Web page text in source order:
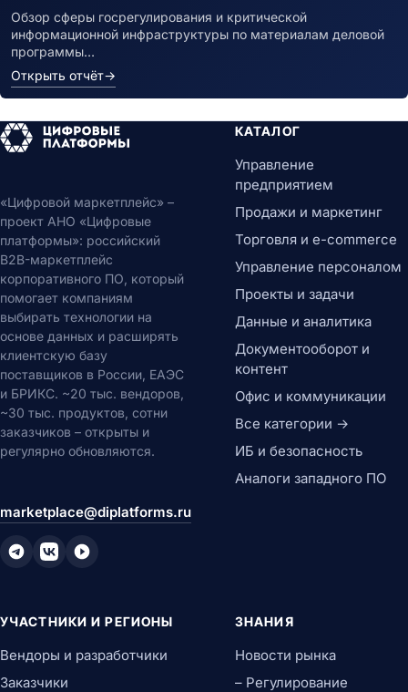
Обзор сферы госрегулирования и критической
информационной инфраструктуры по материалам деловой
программы…
Открыть отчёт→
«Цифровой маркетплейс» –
проект АНО «Цифровые
платформы»: российский
B2B-маркетплейс
корпоративного ПО, который
помогает компаниям
выбирать технологии на
основе данных и расширять
клиентскую базу
поставщиков в России, ЕАЭС
и БРИКС. ~20 тыс. вендоров,
~30 тыс. продуктов, сотни
заказчиков – открыты и
регулярно обновляются.
marketplace@diplatforms.ru
КАТАЛОГ
Управление
предприятием
Продажи и маркетинг
Торговля и e-commerce
Управление персоналом
Проекты и задачи
Данные и аналитика
Документооборот и
контент
Офис и коммуникации
Все категории →
ИБ и безопасность
Аналоги западного ПО
УЧАСТНИКИ И РЕГИОНЫ
Вендоры и разработчики
Заказчики
ЗНАНИЯ
Новости рынка
– Регулирование